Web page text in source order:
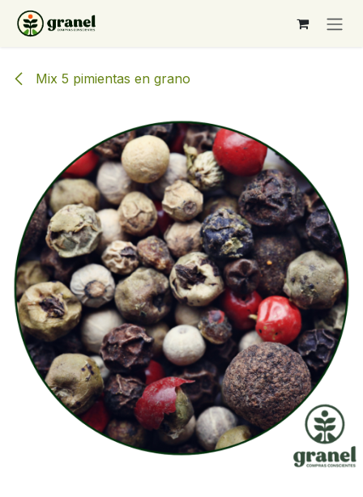
Ir al contenido
Mix 5 pimientas en grano